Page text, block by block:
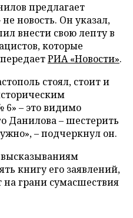
предлагает
новость. Он указал,
внести свою лепту в
которые
РИА «Новости».
стоял, стоит и
6» – это видимо
Данилова – шестерить
– подчеркнул он.
книгу его заявлений,
грани сумасшествия